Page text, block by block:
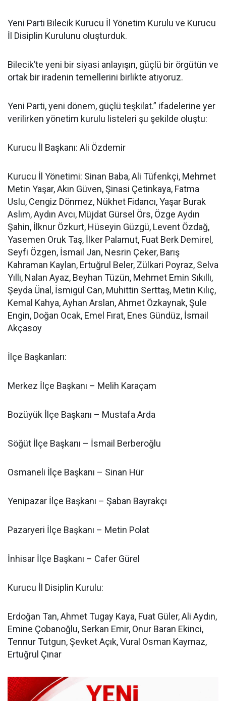
Yeni Parti Bilecik Kurucu İl Yönetim Kurulu ve Kurucu
İl Disiplin Kurulunu oluşturduk.
Bilecik’te yeni bir siyasi anlayışın, güçlü bir örgütün ve
ortak bir iradenin temellerini birlikte atıyoruz.
Yeni Parti, yeni dönem, güçlü teşkilat.” ifadelerine yer
verilirken yönetim kurulu listeleri şu şekilde oluştu:
Kurucu İl Başkanı: Ali Özdemir
Kurucu İl Yönetimi: Sinan Baba, Ali Tüfenkçi, Mehmet
Metin Yaşar, Akın Güven, Şinasi Çetinkaya, Fatma
Uslu, Cengiz Dönmez, Nükhet Fidancı, Yaşar Burak
Aslım, Aydın Avcı, Müjdat Gürsel Örs, Özge Aydın
Şahin, İlknur Özkurt, Hüseyin Güzgü, Levent Özdağ,
Yasemen Oruk Taş, İlker Palamut, Fuat Berk Demirel,
Seyfi Özgen, İsmail Jan, Nesrin Çeker, Barış
Kahraman Kaylan, Ertuğrul Beler, Zülkari Poyraz, Selva
Yıllı, Nalan Ayaz, Beyhan Tüzün, Mehmet Emin Sıkıllı,
Şeyda Ünal, İsmigül Can, Muhittin Serttaş, Metin Kılıç,
Kemal Kahya, Ayhan Arslan, Ahmet Özkaynak, Şule
Engin, Doğan Ocak, Emel Fırat, Enes Gündüz, İsmail
Akçasoy
İlçe Başkanları:
Merkez İlçe Başkanı – Melih Karaçam
Bozüyük İlçe Başkanı – Mustafa Arda
Söğüt İlçe Başkanı – İsmail Berberoğlu
Osmaneli İlçe Başkanı – Sinan Hür
Yenipazar İlçe Başkanı – Şaban Bayrakçı
Pazaryeri İlçe Başkanı – Metin Polat
İnhisar İlçe Başkanı – Cafer Gürel
Kurucu İl Disiplin Kurulu:
Erdoğan Tan, Ahmet Tugay Kaya, Fuat Güler, Ali Aydın,
Emine Çobanoğlu, Serkan Emir, Onur Baran Ekinci,
Tennur Tutgun, Şevket Açık, Vural Osman Kaymaz,
Ertuğrul Çınar